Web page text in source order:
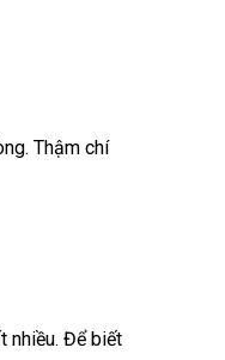
Thậm chí
nhiều. Để biết